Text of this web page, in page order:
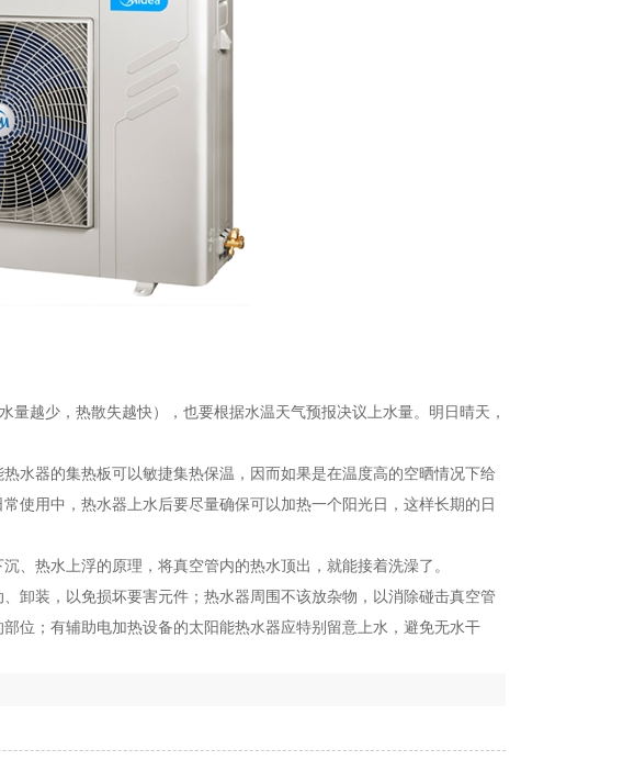
越少，热散失越快），也要根据水温天气预报决议上水量。明日晴天，
水器的集热板可以敏捷集热保温，因而如果是在温度高的空晒情况下给
使用中，热水器上水后要尽量确保可以加热一个阳光日，这样长期的日
、热水上浮的原理，将真空管内的热水顶出，就能接着洗澡了。
卸装，以免损坏要害元件；热水器周围不该放杂物，以消除碰击真空管
位；有辅助电加热设备的太阳能热水器应特别留意上水，避免无水干